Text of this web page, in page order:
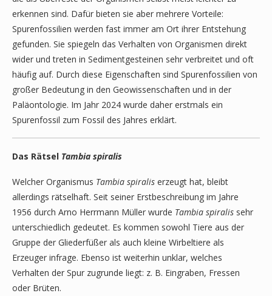
erkennen sind. Dafür bieten sie aber mehrere Vorteile:
Spurenfossilien werden fast immer am Ort ihrer Entstehung
gefunden. Sie spiegeln das Verhalten von Organismen direkt
wider und treten in Sedimentgesteinen sehr verbreitet und oft
häufig auf. Durch diese Eigenschaften sind Spurenfossilien von
großer Bedeutung in den Geowissenschaften und in der
Paläontologie. Im Jahr 2024 wurde daher erstmals ein
Spurenfossil zum Fossil des Jahres erklärt.
Das Rätsel Tambia spiralis
Welcher Organismus Tambia spiralis erzeugt hat, bleibt
allerdings rätselhaft. Seit seiner Erstbeschreibung im Jahre
1956 durch Arno Herrmann Müller wurde Tambia spiralis sehr
unterschiedlich gedeutet. Es kommen sowohl Tiere aus der
Gruppe der Gliederfüßer als auch kleine Wirbeltiere als
Erzeuger infrage. Ebenso ist weiterhin unklar, welches
Verhalten der Spur zugrunde liegt: z. B. Eingraben, Fressen
oder Brüten.